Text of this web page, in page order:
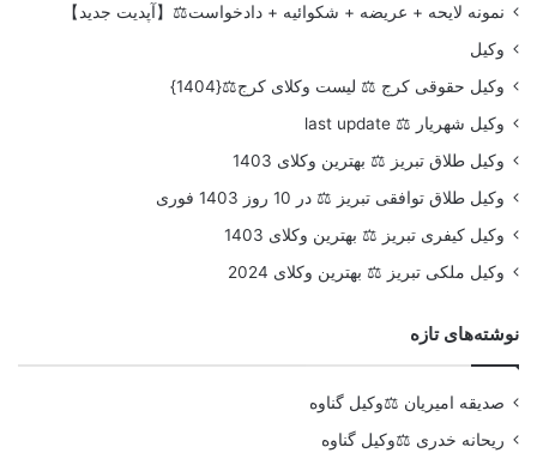
نمونه لایحه + عریضه + شکوائیه + دادخواست⚖️【آپدیت جدید】
وکیل
وکیل حقوقی کرج ⚖️ لیست وکلای کرج⚖️{1404}
وکیل شهریار ⚖️ last update
وکیل طلاق تبریز ⚖️ بهترین وکلای 1403
وکیل طلاق توافقی تبریز ⚖️ در 10 روز 1403 فوری
وکیل کیفری تبریز ⚖️ بهترین وکلای 1403
وکیل ملکی تبریز ⚖️ بهترین وکلای 2024
نوشته‌های تازه
صدیقه امیریان ⚖️وکیل گناوه
ریحانه خدری ⚖️وکیل گناوه